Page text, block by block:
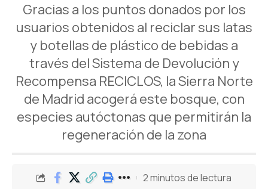
Gracias a los puntos donados por los
usuarios obtenidos al reciclar sus latas
y botellas de plástico de bebidas a
través del Sistema de Devolución y
Recompensa RECICLOS, la Sierra Norte
de Madrid acogerá este bosque, con
especies autóctonas que permitirán la
regeneración de la zona
2 minutos de lectura